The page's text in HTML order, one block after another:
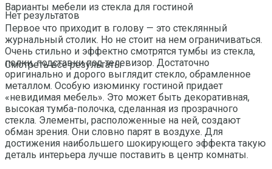
Нет результатов
Смотреть все результаты
Варианты мебели из стекла для гостиной
Первое что приходит в голову — это стеклянный
журнальный столик. Но не стоит на нем ограничиваться.
Очень стильно и эффектно смотрятся тумбы из стекла,
полки, подставки под телевизор. Достаточно
оригинально и дорого выглядит стекло, обрамленное
металлом. Особую изюминку гостиной придает
«невидимая мебель». Это может быть декоративная,
высокая тумба-полочка, сделанная из прозрачного
стекла. Элементы, расположенные на ней, создают
обман зрения. Они словно парят в воздухе. Для
достижения наибольшего шокирующего эффекта такую
деталь интерьера лучше поставить в центр комнаты.